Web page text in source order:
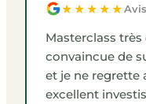
★★★★★
Masterclass
convaincue de
et je ne regrette
excellent